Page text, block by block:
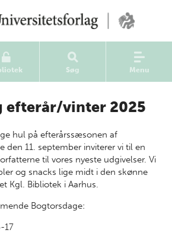
Søg Menu
efterår/vinter 2025
hul på efterårssæsonen af
den 11. september inviterer vi til en
til vores nyeste udgivelser. Vi
og snacks lige midt i den skønne
Kgl. Bibliotek i Aarhus.
Bogtorsdage:
17